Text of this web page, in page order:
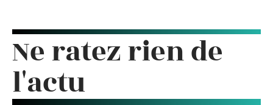
Ne ratez rien de
l'actu